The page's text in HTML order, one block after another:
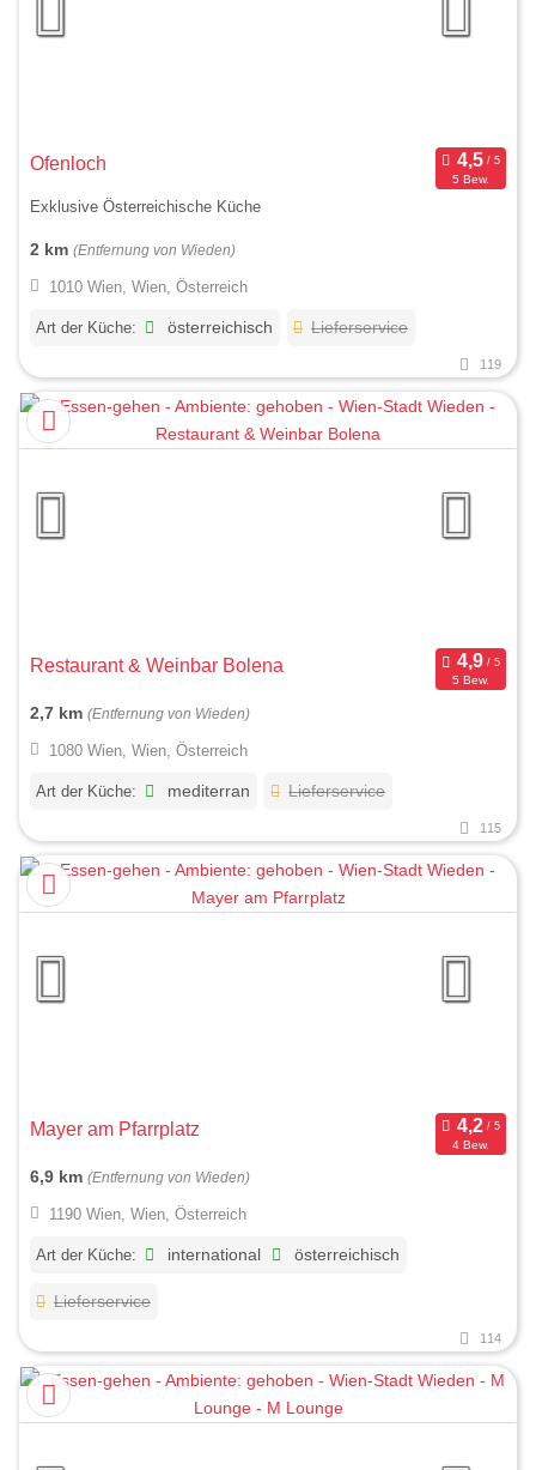
Ofenloch
5 Bew.
Exklusive Österreichische Küche
2 km (Entfernung von Wieden)
1010 Wien, Wien, Österreich
Art der Küche: österreichisch Lieferservice
119
Restaurant & Weinbar Bolena
5 Bew.
2,7 km (Entfernung von Wieden)
1080 Wien, Wien, Österreich
Art der Küche: mediterran Lieferservice
115
Mayer am Pfarrplatz
4 Bew.
6,9 km (Entfernung von Wieden)
1190 Wien, Wien, Österreich
Art der Küche: international österreichisch
Lieferservice
114